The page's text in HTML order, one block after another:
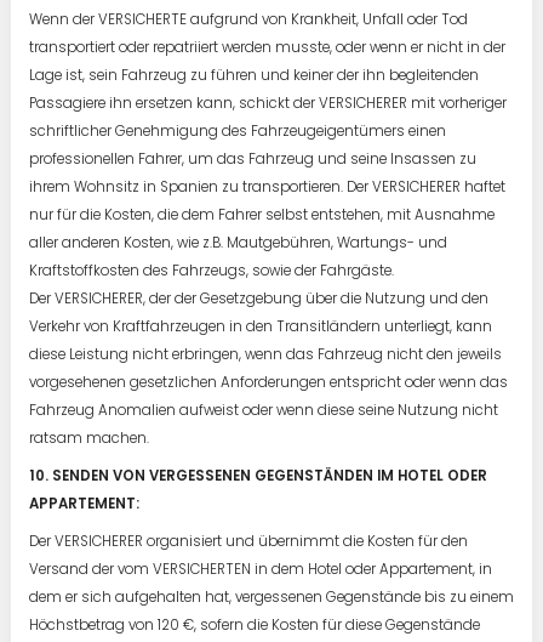
Wenn der VERSICHERTE aufgrund von Krankheit, Unfall oder Tod
transportiert oder repatriiert werden musste, oder wenn er nicht in der
Lage ist, sein Fahrzeug zu führen und keiner der ihn begleitenden
Passagiere ihn ersetzen kann, schickt der VERSICHERER mit vorheriger
schriftlicher Genehmigung des Fahrzeugeigentümers einen
professionellen Fahrer, um das Fahrzeug und seine Insassen zu
ihrem Wohnsitz in Spanien zu transportieren. Der VERSICHERER haftet
nur für die Kosten, die dem Fahrer selbst entstehen, mit Ausnahme
aller anderen Kosten, wie z.B. Mautgebühren, Wartungs- und
Kraftstoffkosten des Fahrzeugs, sowie der Fahrgäste.
Der VERSICHERER, der der Gesetzgebung über die Nutzung und den
Verkehr von Kraftfahrzeugen in den Transitländern unterliegt, kann
diese Leistung nicht erbringen, wenn das Fahrzeug nicht den jeweils
vorgesehenen gesetzlichen Anforderungen entspricht oder wenn das
Fahrzeug Anomalien aufweist oder wenn diese seine Nutzung nicht
ratsam machen.
10. SENDEN VON VERGESSENEN GEGENSTÄNDEN IM HOTEL ODER
APPARTEMENT:
Der VERSICHERER organisiert und übernimmt die Kosten für den
Versand der vom VERSICHERTEN in dem Hotel oder Appartement, in
dem er sich aufgehalten hat, vergessenen Gegenstände bis zu einem
Höchstbetrag von 120 €, sofern die Kosten für diese Gegenstände